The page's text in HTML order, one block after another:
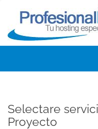
Selectare
Proyecto